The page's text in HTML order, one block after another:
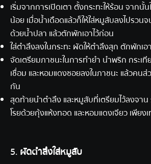
เริ่มจากการเปิดเตา ตั้งกระทะให้ร้อน จากนั้น
น้อย เมื่อน้ำเดือดแล้วก็ให้ใส่หมูสับลงไปรว
ด้วยน้ำปลา แล้วตักพักเอาไว้ก่อน
ใส่ตำลึงลงในกระทะ ผัดให้ตำลึงสุก ตักพักเอ
จัดเตรียมภาชนะในการทำยำ นำพริก กระเ
เชื่อม และหอมแดงซอยลงในภาชนะ แล้วคน
กัน
สุดท้ายนำตำลึง และหมูสับที่เตรียมไว้ลงจา
โรยด้วยกุ้งแห้งทอด และหอมแดงเจียว เพียง
5. ผัดตำลึงใส่หมูสับ